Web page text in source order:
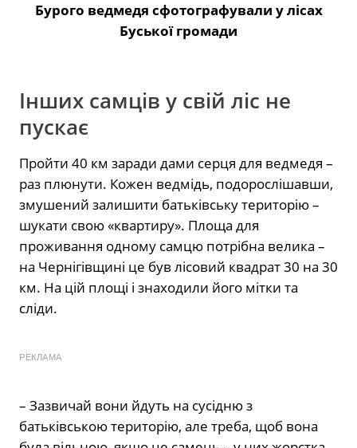
Бурого ведмедя сфотографували у лісах
Буської громади
Інших самців у свій ліс не
пускає
Пройти 40 км заради дами серця для ведмедя –
раз плюнути. Кожен ведмідь, подорослішавши,
змушений залишити батьківську територію –
шукати свою «квартиру». Площа для
проживання одному самцю потрібна велика –
на Чернігівщині це був лісовий квадрат 30 на 30
км. На цій площі і знаходили його мітки та
сліди.
РЕКЛАМА
– Зазвичай вони йдуть на сусідню з
батьківською територію, але треба, щоб вона